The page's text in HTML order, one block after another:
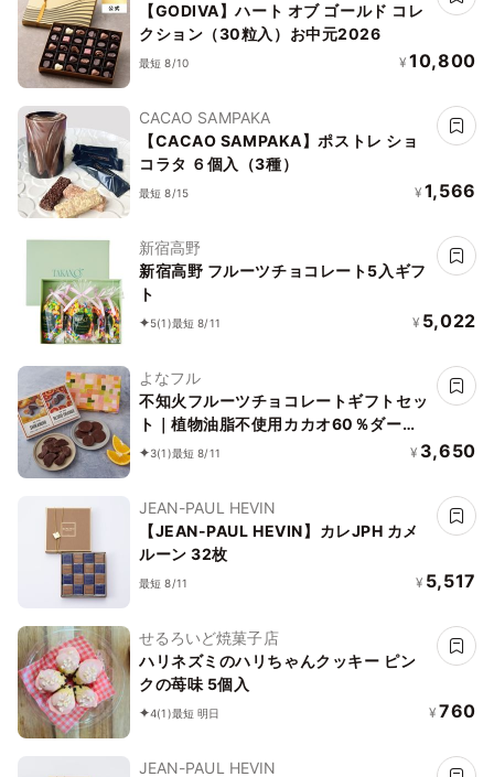
【GODIVA】ハート オブ ゴールド コレ
クション（30粒入）お中元2026
最短 8/10 ¥ 10,800
CACAO SAMPAKA
【CACAO SAMPAKA】ポストレ ショ
コラタ ６個入（3種）
最短 8/15 ¥ 1,566
新宿高野
新宿高野 フルーツチョコレート5入ギフ
ト
5(1)最短 8/11 ¥ 5,022
よなフル
不知火フルーツチョコレートギフトセッ
ト｜植物油脂不使用カカオ60％ダーク
チョコレート 御中元 御歳暮 クリスマス
3(1)最短 8/11 ¥ 3,650
JEAN-PAUL HEVIN
【JEAN-PAUL HEVIN】カレJPH カメ
ルーン 32枚
最短 8/11 ¥ 5,517
せるろいど焼菓子店
ハリネズミのハリちゃんクッキー ピン
クの苺味 5個入
4(1)最短 明日 ¥ 760
JEAN-PAUL HEVIN